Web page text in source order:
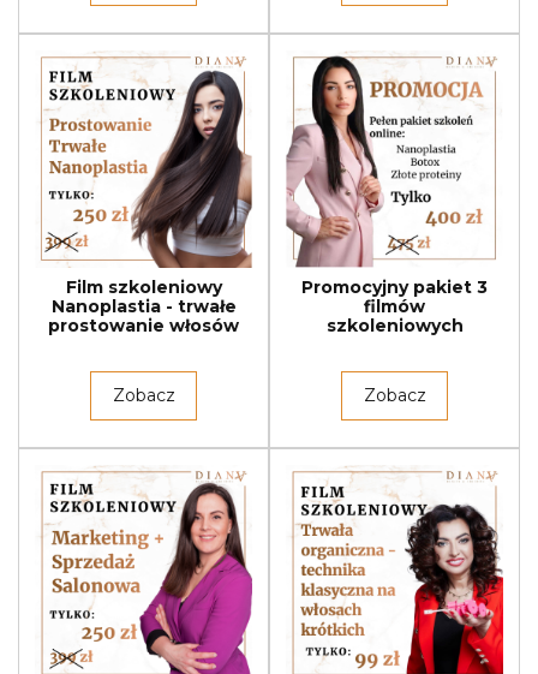
Film szkoleniowy
Nanoplastia - trwałe
prostowanie włosów
Zobacz
Promocyjny pakiet 3
filmów
szkoleniowych
Zobacz